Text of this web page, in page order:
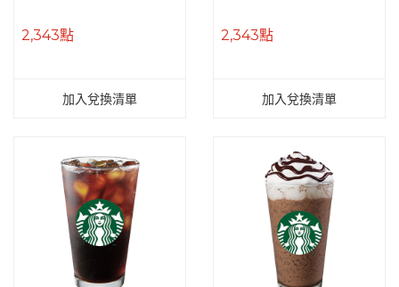
2,343點
加入兌換清單
2,343點
加入兌換清單